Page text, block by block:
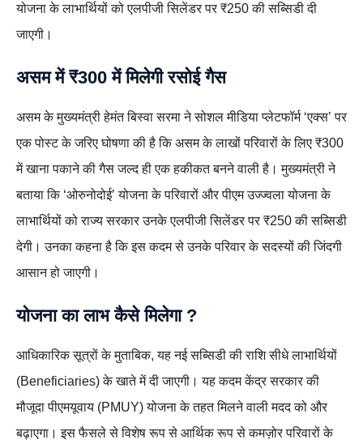
योजना के लाभार्थियों को एलपीजी सिलेंडर पर ₹250 की सब्सिडी दी
जाएगी।
असम में ₹300 में मिलेगी रसोई गैस
असम के मुख्यमंत्री हेमंत बिस्वा सरमा ने सोशल मीडिया प्लेटफॉर्म ‘एक्स’ पर
एक पोस्ट के जरिए घोषणा की है कि असम के लाखों परिवारों के लिए ₹300
में खाना पकाने की गैस जल्द ही एक हकीकत बनने वाली है। मुख्यमंत्री ने
बताया कि ‘ओरुनोदोई’ योजना के परिवारों और पीएम उज्ज्वला योजना के
लाभार्थियों को राज्य सरकार उनके एलपीजी सिलेंडर पर ₹250 की सब्सिडी
देगी। उनका कहना है कि इस कदम से उनके परिवार के सदस्यों की जिंदगी
आसान हो जाएगी।
योजना का लाभ कैसे मिलेगा ?
आधिकारिक सूत्रों के मुताबिक, यह नई सब्सिडी की राशि सीधे लाभार्थियों
(Beneficiaries) के खाते में दी जाएगी। यह कदम केंद्र सरकार की
मौजूदा पीएमयूवाय (PMUY) योजना के तहत मिलने वाली मदद को और
बढ़ाएगा। इस फैसले से विशेष रूप से आर्थिक रूप से कमज़ोर परिवारों के